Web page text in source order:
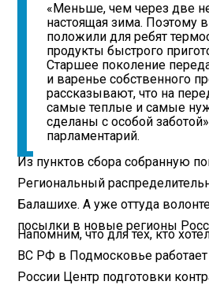
«Меньше, чем через две
настоящая зима. Поэтому
положили для ребят
продукты быстрого
Старшее поколение
и варенье собственного
рассказывают, что на
самые теплые и самые
сделаны с особой
парламентарий.
Из пунктов сбора собранную
Региональный
Балашихе. А уже оттуда
посылки в новые регионы
Напомним, что для тех, кто
ВС РФ в Подмосковье
России Центр подготовки